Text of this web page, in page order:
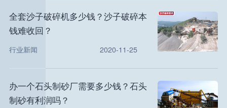
全套沙子破碎机多少钱？沙子破碎本
钱难收回？
行业新闻 2020-11-25
办一个石头制砂厂需要多少钱？石头
制砂有利润吗？